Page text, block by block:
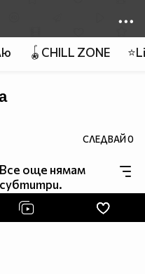
🪀CHILL ZONE
СЛЕДВАЙ0
Все още нямам
субтитри.